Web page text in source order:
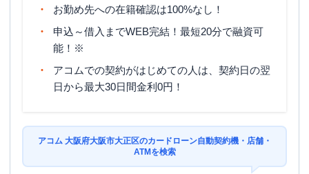
お勤め先への在籍確認は100%なし！
申込～借入までWEB完結！最短20分で融資可
能！※
アコムでの契約がはじめての人は、契約日の翌
日から最大30日間金利0円！
アコム 大阪府大阪市大正区のカードローン自動契約機・店舗・
ATMを検索